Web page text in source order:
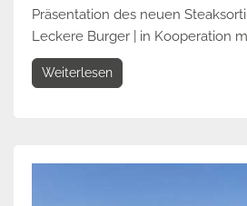
Präsentation des neuen
Leckere Burger | in Kooperation
Weiterlesen